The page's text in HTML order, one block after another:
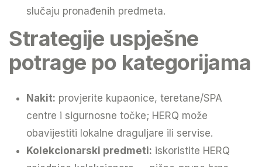
slučaju pronađenih predmeta.
Strategije uspješne
potrage po kategorijama
Nakit: provjerite kupaonice, teretane/SPA
centre i sigurnosne točke; HERQ može
obavijestiti lokalne draguljare ili servise.
Kolekcionarski predmeti: iskoristite HERQ